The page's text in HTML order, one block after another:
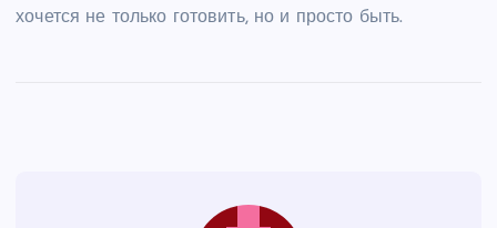
хочется не только готовить, но и просто быть.